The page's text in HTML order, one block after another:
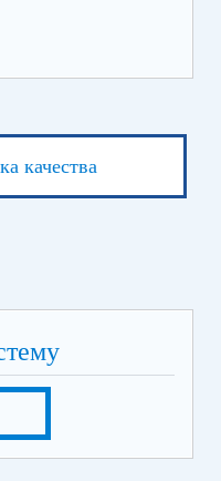
качества